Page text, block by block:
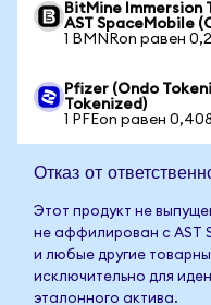
BitMine Immersion
AST SpaceMobile
1 BMNRon равен
Pfizer (Ondo
Tokenized)
1 PFEon равен
Отказ от
Этот продукт не
не аффилирован с AST
и любые другие
исключительно для
эталонного актива.